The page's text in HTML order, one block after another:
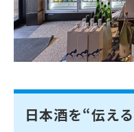
日本酒を“伝え